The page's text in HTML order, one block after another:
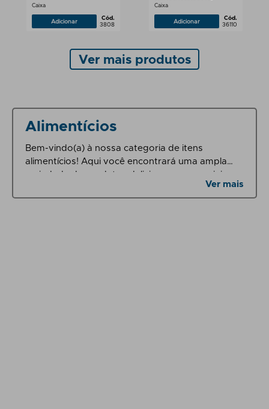
Caixa
Adicionar
Cód.
3808
Caixa
Adicionar
Cód.
36110
Ver mais produtos
Alimentícios
Bem-vindo(a) à nossa categoria de itens
alimentícios! Aqui você encontrará uma ampla
variedade de produtos deliciosos e essenciais
para sua despensa e momentos de prazer
gastronômico.
Ver mais